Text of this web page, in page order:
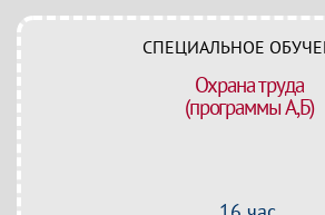
СПЕЦИАЛЬНОЕ
Охрана труда
(программы А,Б)